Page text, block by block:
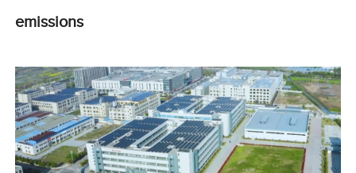
emissions